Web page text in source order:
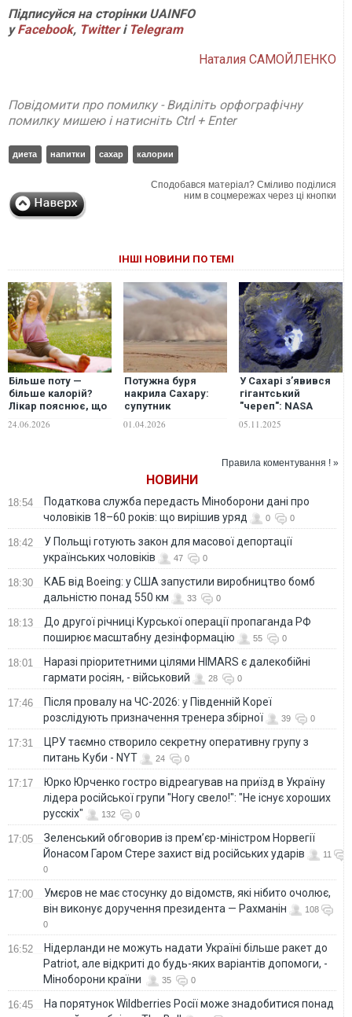
Підписуйся на сторінки UAINFO
уFacebook, Twitter і Telegram
Наталия САМОЙЛЕНКО
Повідомити про помилку - Виділіть орфографічну
помилку мишею і натисніть Ctrl + Enter
диета напитки сахар калории
Сподобався матеріал? Сміливо поділися
ним в соцмережах через ці кнопки
ІНШІ НОВИНИ ПО ТЕМІ
Більше поту —
більше калорій?
Лікар пояснює, що
відбувається, коли
24.06.2026
Потужна буря
накрила Сахару:
супутник
пилу на 2000 км.
01.04.2026
У Сахарі з’явився
гігантський
"череп": NASA
показало моторошне
обличчя
05.11.2025
Правила коментування ! »
НОВИНИ
18:54
Податкова служба передасть Міноборони дані про
чоловіків 18–60 років: що вирішив уряд
0 0
18:42
У Польщі готують закон для масової депортації
українських чоловіків
47 0
18:30
КАБ від Boeing: у США запустили виробництво бомб
дальністю понад 550 км
33 0
18:13
До другої річниці Курської операції пропаганда РФ
поширює масштабну дезінформацію
55 0
18:01
Наразі пріоритетними цілями HIMARS є далекобійні
гармати росіян, - військовий
28 0
17:46
Після провалу на ЧС-2026: у Південній Кореї
розслідують призначення тренера збірної
39 0
17:31
ЦРУ таємно створило секретну оперативну групу з
питань Куби - NYT
24 0
17:17
Юрко Юрченко гостро відреагував на приїзд в Україну
лідера російської групи "Ногу свело!": "Не існує хороших
русскіх"
132 0
17:05
Зеленський обговорив із прем’єр-міністром Норвегії
Йонасом Гаром Стере захист від російських ударів
11
0
17:00
Умєров не має стосунку до відомств, які нібито очолює,
він виконує доручення президента — Рахманін
108
0
16:52
Нідерланди не можуть надати Україні більше ракет до
Patriot, але відкриті до будь-яких варіантів допомоги, -
Міноборони країни
35 0
16:45
На порятунок Wildberries Росії може знадобитися понад